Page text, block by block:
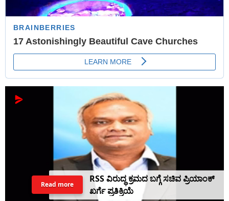
RSS ವಿರುದ್ಧ ಕ್ರಮದ ಬಗ್ಗೆ ಸಚಿವ ಪ್ರಿಯಾಂಕ್
ಖರ್ಗೆ ಪ್ರತಿಕ್ರಿಯೆ
Read more